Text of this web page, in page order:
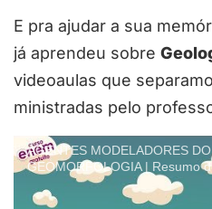
E pra ajudar a sua
já aprendeu sobre
videoaulas que
ministradas pelo
AGENTES MODELADORES
GEOMORFOLOGIA | Resumo